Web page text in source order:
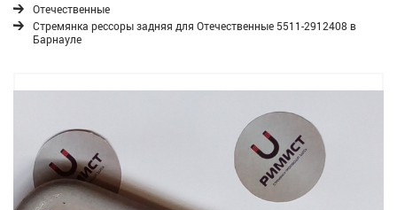
Отечественные
Стремянка рессоры задняя для Отечественные 5511-2912408 в
Барнауле